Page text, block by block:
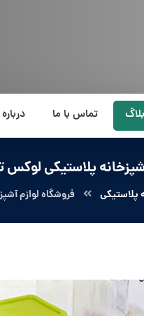
تماس با ما
پلاستیکی لوکس
پلاستیکی فروشگاه لوازم